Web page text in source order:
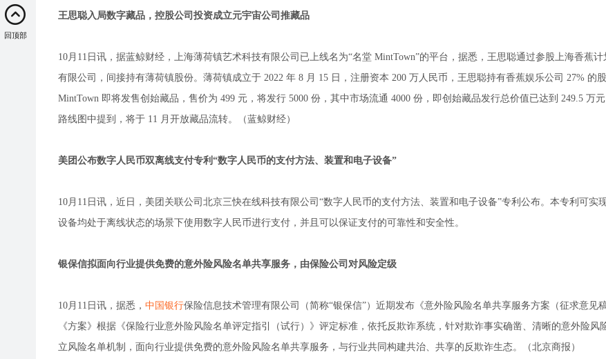
王思聪入局数字藏品，控股公司投资成立元宇宙公司推藏品
10月11日讯，据蓝鲸财经，上海薄荷镇艺术科技有限公司已上线名为“名堂 MintTown”的平台，据悉，王思聪通过参股上海香蕉
有限公司，间接持有薄荷镇股份。薄荷镇成立于 2022 年 8 月 15 日，注册资本 200 万人民币，王思聪持有香蕉娱乐公司 27% 的股
MintTown 即将发售创始藏品，售价为 499 元，将发行 5000 份，其中市场流通 4000 份，即创始藏品发行总价值已达到 249.5 万
路线图中提到，将于 11 月开放藏品流转。（蓝鲸财经）
美团公布数字人民币双离线支付专利“数字人民币的支付方法、装置和电子设备”
10月11日讯，近日，美团关联公司北京三快在线科技有限公司“数字人民币的支付方法、装置和电子设备”专利公布。本专利可实
设备均处于离线状态的场景下使用数字人民币进行支付，并且可以保证支付的可靠性和安全性。
银保信拟面向行业提供免费的意外险风险名单共享服务，由保险公司对风险定级
10月11日讯，据悉， 中国银行保险信息技术管理有限公司（简称“银保信”）近期发布《意外险风险名单共享服务方案（征求意见
《方案》根据《保险行业意外险风险名单评定指引（试行）》评定标准，依托反欺诈系统，针对欺诈事实确凿、清晰的意外险风
立风险名单机制，面向行业提供免费的意外险风险名单共享服务，与行业共同构建共治、共享的反欺诈生态。（北京商报）
回顶部